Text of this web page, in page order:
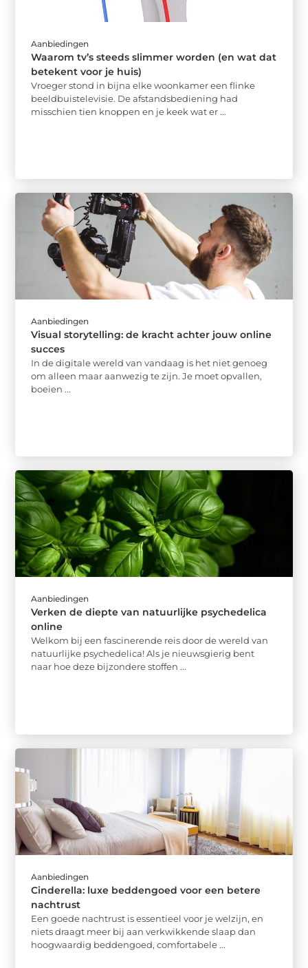
Aanbiedingen
Waarom tv’s steeds slimmer worden (en wat dat
betekent voor je huis)
Vroeger stond in bijna elke woonkamer een flinke
beeldbuistelevisie. De afstandsbediening had
misschien tien knoppen en je keek wat er ...
Aanbiedingen
Visual storytelling: de kracht achter jouw online
succes
In de digitale wereld van vandaag is het niet genoeg
om alleen maar aanwezig te zijn. Je moet opvallen,
boeien ...
Aanbiedingen
Verken de diepte van natuurlijke psychedelica
online
Welkom bij een fascinerende reis door de wereld van
natuurlijke psychedelica! Als je nieuwsgierig bent
naar hoe deze bijzondere stoffen ...
Aanbiedingen
Cinderella: luxe beddengoed voor een betere
nachtrust
Een goede nachtrust is essentieel voor je welzijn, en
niets draagt meer bij aan verkwikkende slaap dan
hoogwaardig beddengoed, comfortabele ...